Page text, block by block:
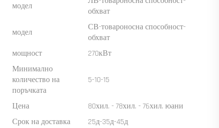
модел
обхват
модел
СВ-товароносна способност-
обхват
мощност
270кВт
Минимално
количество на
поръчката
5-10-15
Цена
80хил. - 78хил. - 76хил. юани
Срок на доставка
25д-35д-45д